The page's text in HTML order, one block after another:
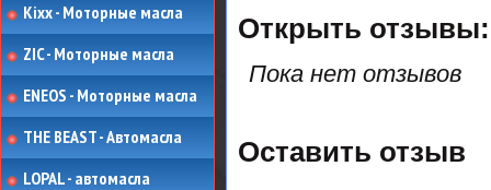
Kixx - Моторные масла
ZIC - Моторные масла
ENEOS - Моторные масла
THE BEAST - Автомасла
LOPAL - автомасла
Открыть
Пока нет отзывов
Оставить отзыв